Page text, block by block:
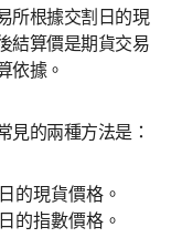
所根據交割日的現
結算價是期貨交易
依據。
見的兩種方法是：
的現貨價格。
的指數價格。